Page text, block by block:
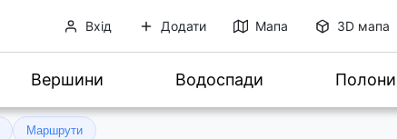
Вхід Додати Мапа 3D мапа
Вершини Водоспади
Маршрути